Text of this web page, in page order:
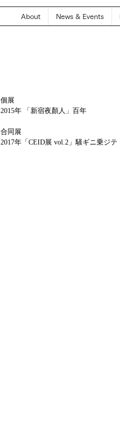
About News & Events
個展
2015年 「新宿夜顏人」百年
合同展
2017年「CEID展 vol.2」騒ギニ乗ジテ